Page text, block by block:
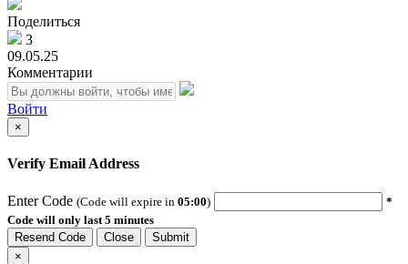
Поделиться
3
09.05.25
Комментарии
Войти
×
Verify Email Address
Enter Code (Code will expire in 05:00)
*
Code will only last 5 minutes
Resend Code
Close
Submit
×